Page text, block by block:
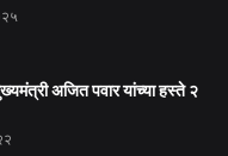
अजित पवार यांच्या हस्ते २